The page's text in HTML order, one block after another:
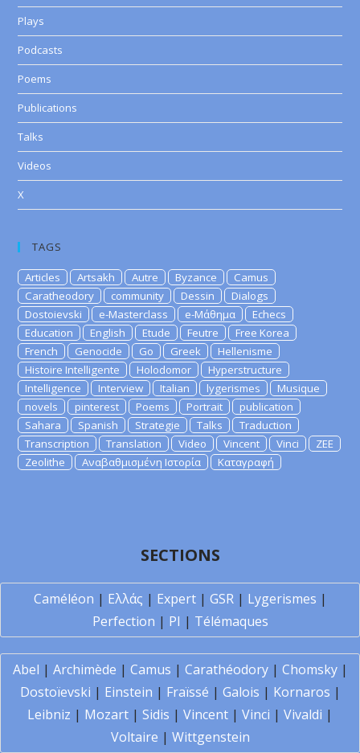
Plays
Podcasts
Poems
Publications
Talks
Videos
X
TAGS
Articles Artsakh Autre Byzance
Camus
Caratheodory
community Dessin
Dialogs
Dostoievski
e-Masterclass e-Μάθημα
Echecs
Education
English Etude Feutre
Free Korea
French
Genocide Go Greek
Hellenisme
Histoire Intelligente
Holodomor
Hyperstructure
Intelligence
Interview Italian lygerismes
Musique
novels
pinterest Poems Portrait
publication
Sahara
Spanish Strategie Talks
Traduction
Transcription
Translation Video Vincent Vinci
ZEE
Zeolithe
Αναβαθμισμένη Ιστορία Καταγραφή
SECTIONS
Caméléon | Ελλάς | Expert| GSR| Lygerismes |
Perfection | PI | Télémaques
Abel | Archimède | Camus | Carathéodory| Chomsky|
Dostoïevski | Einstein | Fraïssé | Galois | Kornaros |
Leibniz | Mozart | Sidis | Vincent | Vinci | Vivaldi |
Voltaire | Wittgenstein